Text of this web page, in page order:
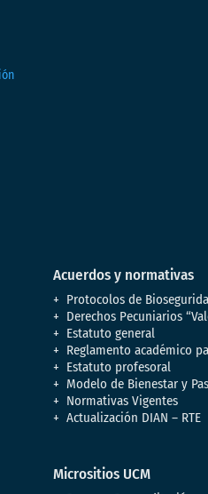
Acuerdos y normativas
Protocolos de
Derechos Pecuniarios
Estatuto general
Reglamento académico
Estatuto profesoral
Modelo de Bienestar y
Normativas Vigentes
Actualización DIAN – RTE
Micrositios UCM